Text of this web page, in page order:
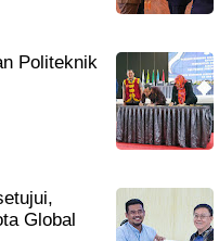
Politeknik
Global